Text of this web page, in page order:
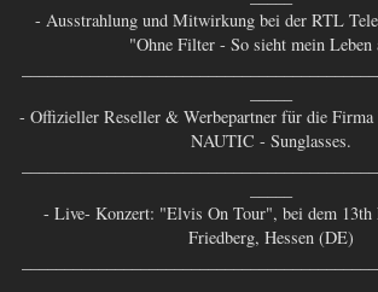
- Ausstrahlung und Mitwirkung bei der RTL
"Ohne Filter - So sieht mein Leben
- Offizieller Reseller & Werbepartner für die
NAUTIC - Sunglasses.
- Live- Konzert: "Elvis On Tour", bei dem 13th
Friedberg, Hessen (DE)